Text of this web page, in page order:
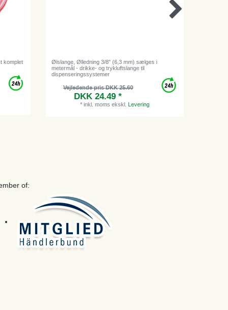
komplet
Ølslange, Ølledning 3/8" (6,3 mm) sælges i
metermål - drikke- og trykluftslange til
dispenseringssystemer
Vejledende pris DKK 25.60
DKK 24.49 *
* inkl. moms ekskl. Levering
of: